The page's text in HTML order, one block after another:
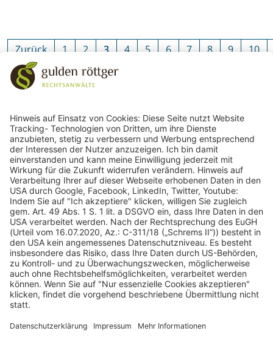
Zurück 1 2 3 4 5 6 7 8 9 10
gulden röttger rechtsanwälte
gulden röttger rechtsanwälte
Jean-Pierre-Jungels-Str.10
55126 Mainz
06131 240950
anfrage@ggr-law.com
Kontakt